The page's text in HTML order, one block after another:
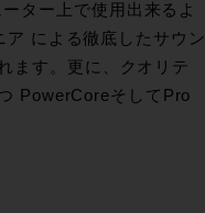
ター上で使用出来るよ
による徹底したサウン
ます。更に、クオリテ
PowerCoreそしてPro